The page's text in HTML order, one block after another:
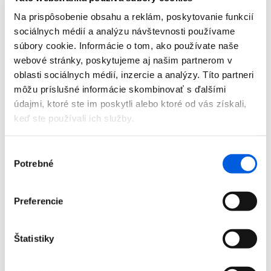
Na prispôsobenie obsahu a reklám, poskytovanie funkcií
sociálnych médií a analýzu návštevnosti používame
súbory cookie. Informácie o tom, ako používate naše
webové stránky, poskytujeme aj našim partnerom v
oblasti sociálnych médií, inzercie a analýzy. Títo partneri
môžu príslušné informácie skombinovať s ďalšími
údajmi, ktoré ste im poskytli alebo ktoré od vás získali,
keď ste používali ich služby.
súhlasu
Potrebné
Preferencie
Štatistiky
Výpredaj
Predajne
Kontakt
Detail produktu
Domov
Produkty
Dámska móda
Pulóvre
Pulóver dámsky - Elisa Cavaletti